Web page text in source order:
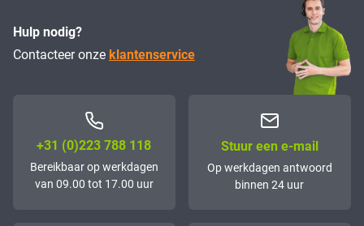
Hulp nodig?
Contacteer onze klantenservice
+31 (0)223 788 118
Bereikbaar op werkdagen
van 09.00 tot 17.00 uur
Stuur een e-mail
Op werkdagen antwoord
binnen 24 uur